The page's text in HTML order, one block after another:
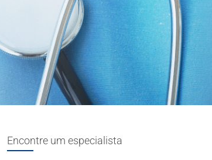
Encontre um especialista